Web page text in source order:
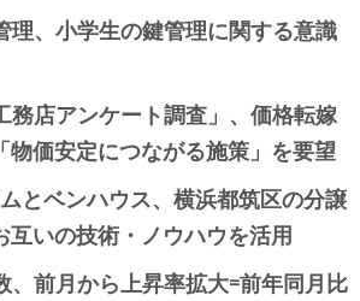
理、小学生の鍵管理に関する意識
務店アンケート調査」、価格転嫁
物価安定につながる施策」を要望
とベンハウス、横浜都筑区の分譲
互いの技術・ノウハウを活用
、前月から上昇率拡大=前年同月比